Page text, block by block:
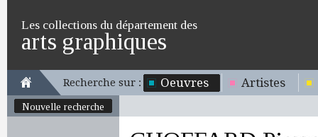
Les collections du département des
arts graphiques
Recherche sur : Oeuvres Artistes
Nouvelle recherche